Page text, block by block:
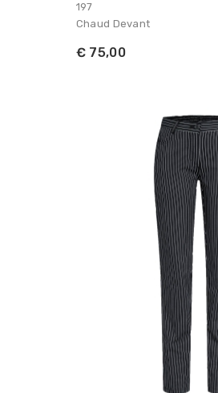
197
Chaud Devant
€ 75,00